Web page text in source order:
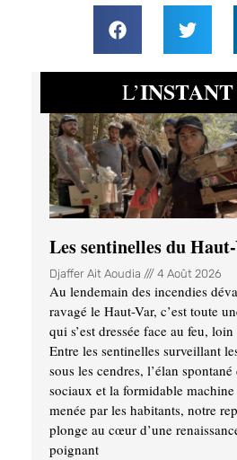
L’
Les sentinelles du
Djaffer Ait Aoudia 4 Août 2026
Au lendemain des incendies
ravagé le Haut-Var, c’est toute
qui s’est dressée face au feu,
Entre les sentinelles surveillant
sous les cendres, l’élan spontané
sociaux et la formidable
menée par les habitants, notre
plonge au cœur d’une
poignant